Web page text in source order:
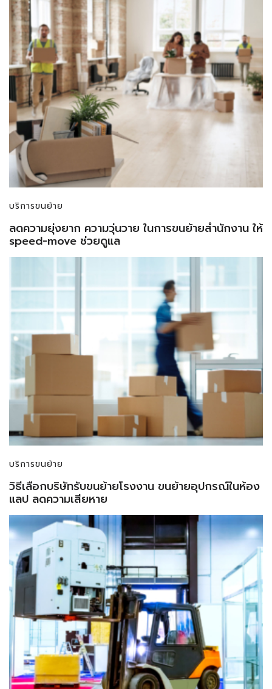
บริการขนย้าย
ลดความยุ่งยาก ความวุ่นวาย ในการขนย้ายสํานักงาน ให้
speed-move ช่วยดูแล
บริการขนย้าย
วิธีเลือกบริษัทรับขนย้ายโรงงาน ขนย้ายอุปกรณ์ในห้อง
แลป ลดความเสียหาย